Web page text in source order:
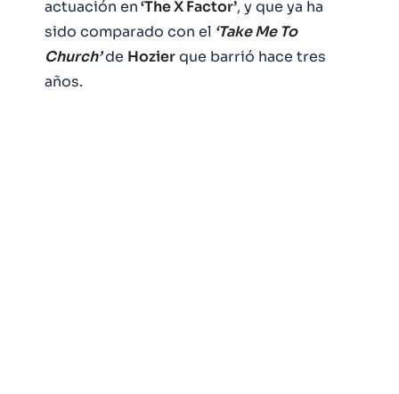
actuación en‘The X Factor’, y que ya ha
sido comparado con el ‘Take Me To
Church’de Hozierque barrió hace tres
años.